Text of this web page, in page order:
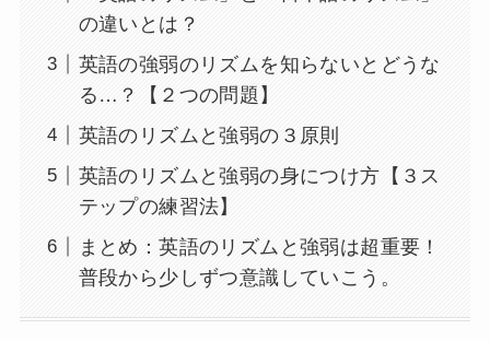
の違いとは？
英語の強弱のリズムを知らないとどうな
る…？【２つの問題】
英語のリズムと強弱の３原則
英語のリズムと強弱の身につけ方【３ス
テップの練習法】
まとめ：英語のリズムと強弱は超重要！
普段から少しずつ意識していこう。